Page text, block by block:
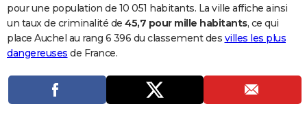
Carte de Noël
Carte Bonne année
Carte Saint-Valentin
Carte Pâques
Carte d'anniversaire
DICTIONNAIRE
Dictionnaire
Biographies
Citations
Expressions
Proverbes
PROGRAMME TV
Se connecter
Entreprises
Service militaire
Avis de recherche
AVIS DE DÉCÈS
pour une population de 10 051 habitants. La ville affiche ainsi
un taux de criminalité de 45,7 pour mille habitants, ce qui
place Auchel au rang 6 396 du classement des villes les plus
dangereuses de France.